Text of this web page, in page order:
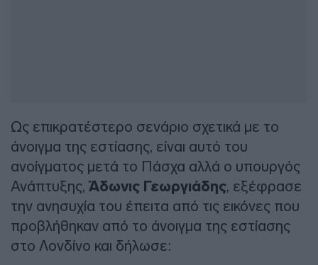
Ως επικρατέστερο σενάριο σχετικά με το
άνοιγμα της εστίασης, είναι αυτό του
ανοίγματος μετά το Πάσχα αλλά ο υπουργός
Ανάπτυξης, Άδωνις Γεωργιάδης, εξέφρασε
την ανησυχία του έπειτα από τις εικόνες που
προβλήθηκαν από το άνοιγμα της εστίασης
στο Λονδίνο και δήλωσε: